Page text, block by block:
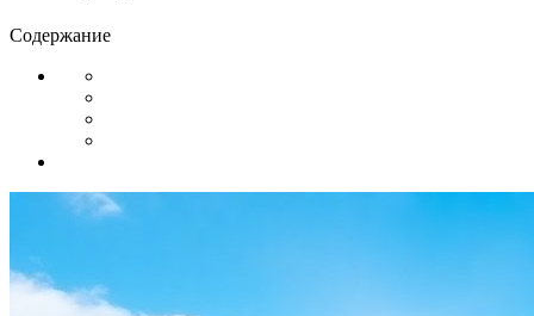
Содержание